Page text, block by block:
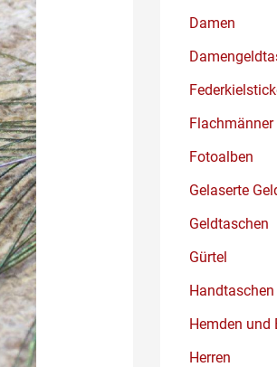
Damen
Flachmänner
Fotoalben
Gelaserte
Geldtaschen
Gürtel
Handtaschen
Hemden und
Herren